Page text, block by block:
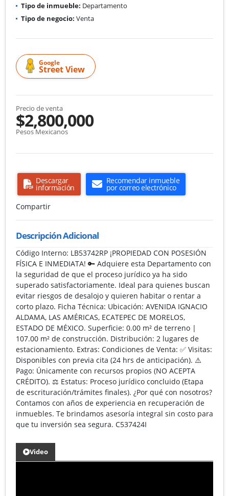
Tipo de inmueble: Departamento
Tipo de negocio: Venta
Google
Street View
Precio de venta
$2,800,000
Pesos Mexicanos
Descargar
información
Recomendar inmueble
por correo electrónico
Compartir
Descripción Adicional
Código Interno: LB53742RP ¡PROPIEDAD CON POSESIÓN
FÍSICA E INMEDIATA! 🔑 Adquiere esta Departamento con
la seguridad de que el proceso jurídico ya ha sido
superado satisfactoriamente. Ideal para quienes buscan
evitar riesgos de desalojo y quieren habitar o rentar a
corto plazo. Ficha Técnica: Ubicación: AVENIDA IGNACIO
ALDAMA, LAS AMÉRICAS, ECATEPEC DE MORELOS,
ESTADO DE MÉXICO. Superficie: 0.00 m² de terreno |
107.00 m² de construcción. Distribución: 2 lugares de
estacionamiento. Extras: Condiciones de Venta: ✅ Visitas:
Disponibles con previa cita (24 hrs de anticipación). ⚠️
Pago: Únicamente con recursos propios (NO ACEPTA
CRÉDITO). ⚖️ Estatus: Proceso jurídico concluido (Etapa
de escrituración/trámites finales). ¿Por qué con nosotros?
Contamos con años de experiencia en recuperación de
inmuebles. Te brindamos asesoría integral sin costo para
que tu inversión sea segura. C537424I
Video